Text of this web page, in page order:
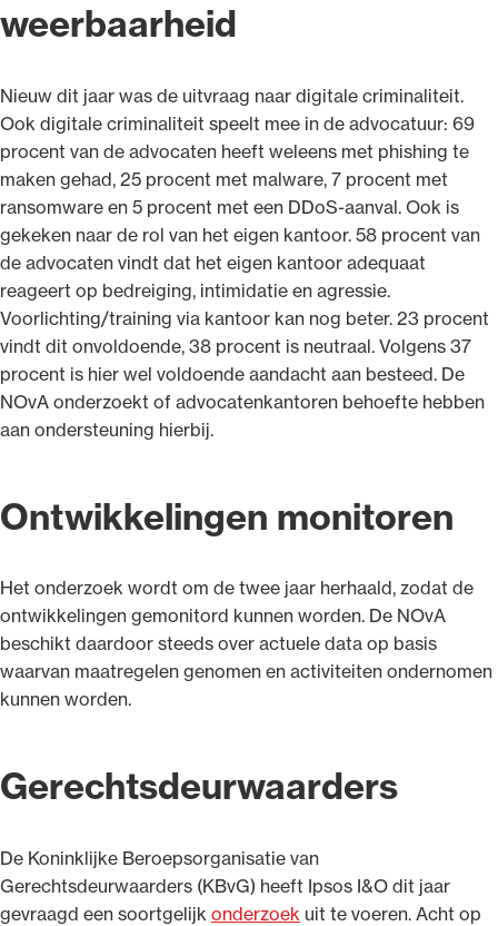
weerbaarheid
Nieuw dit jaar was de uitvraag naar digitale criminaliteit.
Ook digitale criminaliteit speelt mee in de advocatuur: 69
procent van de advocaten heeft weleens met phishing te
maken gehad, 25 procent met malware, 7 procent met
ransomware en 5 procent met een DDoS-aanval. Ook is
gekeken naar de rol van het eigen kantoor. 58 procent van
de advocaten vindt dat het eigen kantoor adequaat
reageert op bedreiging, intimidatie en agressie.
Voorlichting/training via kantoor kan nog beter. 23 procent
vindt dit onvoldoende, 38 procent is neutraal. Volgens 37
procent is hier wel voldoende aandacht aan besteed. De
NOvA onderzoekt of advocatenkantoren behoefte hebben
aan ondersteuning hierbij.
Ontwikkelingen monitoren
Het onderzoek wordt om de twee jaar herhaald, zodat de
ontwikkelingen gemonitord kunnen worden. De NOvA
beschikt daardoor steeds over actuele data op basis
waarvan maatregelen genomen en activiteiten ondernomen
kunnen worden.
Gerechtsdeurwaarders
De Koninklijke Beroepsorganisatie van
Gerechtsdeurwaarders (KBvG) heeft Ipsos I&O dit jaar
gevraagd een soortgelijk onderzoek uit te voeren. Acht op